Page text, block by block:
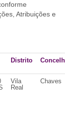
Atribuições e
Distrito
Vila
Real
Chaves